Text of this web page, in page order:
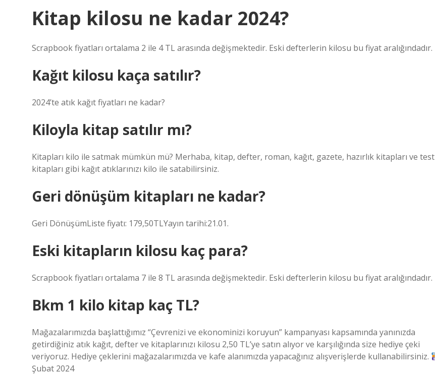
Kitap kilosu ne kadar 2024?
Scrapbook fiyatları ortalama 2 ile 4 TL arasında değişmektedir. Eski defterlerin kilosu bu fiyat aralığındadır.
Kağıt kilosu kaça satılır?
2024’te atık kağıt fiyatları ne kadar?
Kiloyla kitap satılır mı?
Kitapları kilo ile satmak mümkün mü? Merhaba, kitap, defter, roman, kağıt, gazete, hazırlık kitapları ve test
kitapları gibi kağıt atıklarınızı kilo ile satabilirsiniz.
Geri dönüşüm kitapları ne kadar?
Geri DönüşümListe fiyatı: 179,50TLYayın tarihi:21.01.
Eski kitapların kilosu kaç para?
Scrapbook fiyatları ortalama 7 ile 8 TL arasında değişmektedir. Eski defterlerin kilosu bu fiyat aralığındadır.
Bkm 1 kilo kitap kaç TL?
Mağazalarımızda başlattığımız “Çevrenizi ve ekonominizi koruyun” kampanyası kapsamında yanınızda
getirdiğiniz atık kağıt, defter ve kitaplarınızı kilosu 2,50 TL’ye satın alıyor ve karşılığında size hediye çeki
veriyoruz. Hediye çeklerini mağazalarımızda ve kafe alanımızda yapacağınız alışverişlerde kullanabilirsiniz.
Şubat 2024